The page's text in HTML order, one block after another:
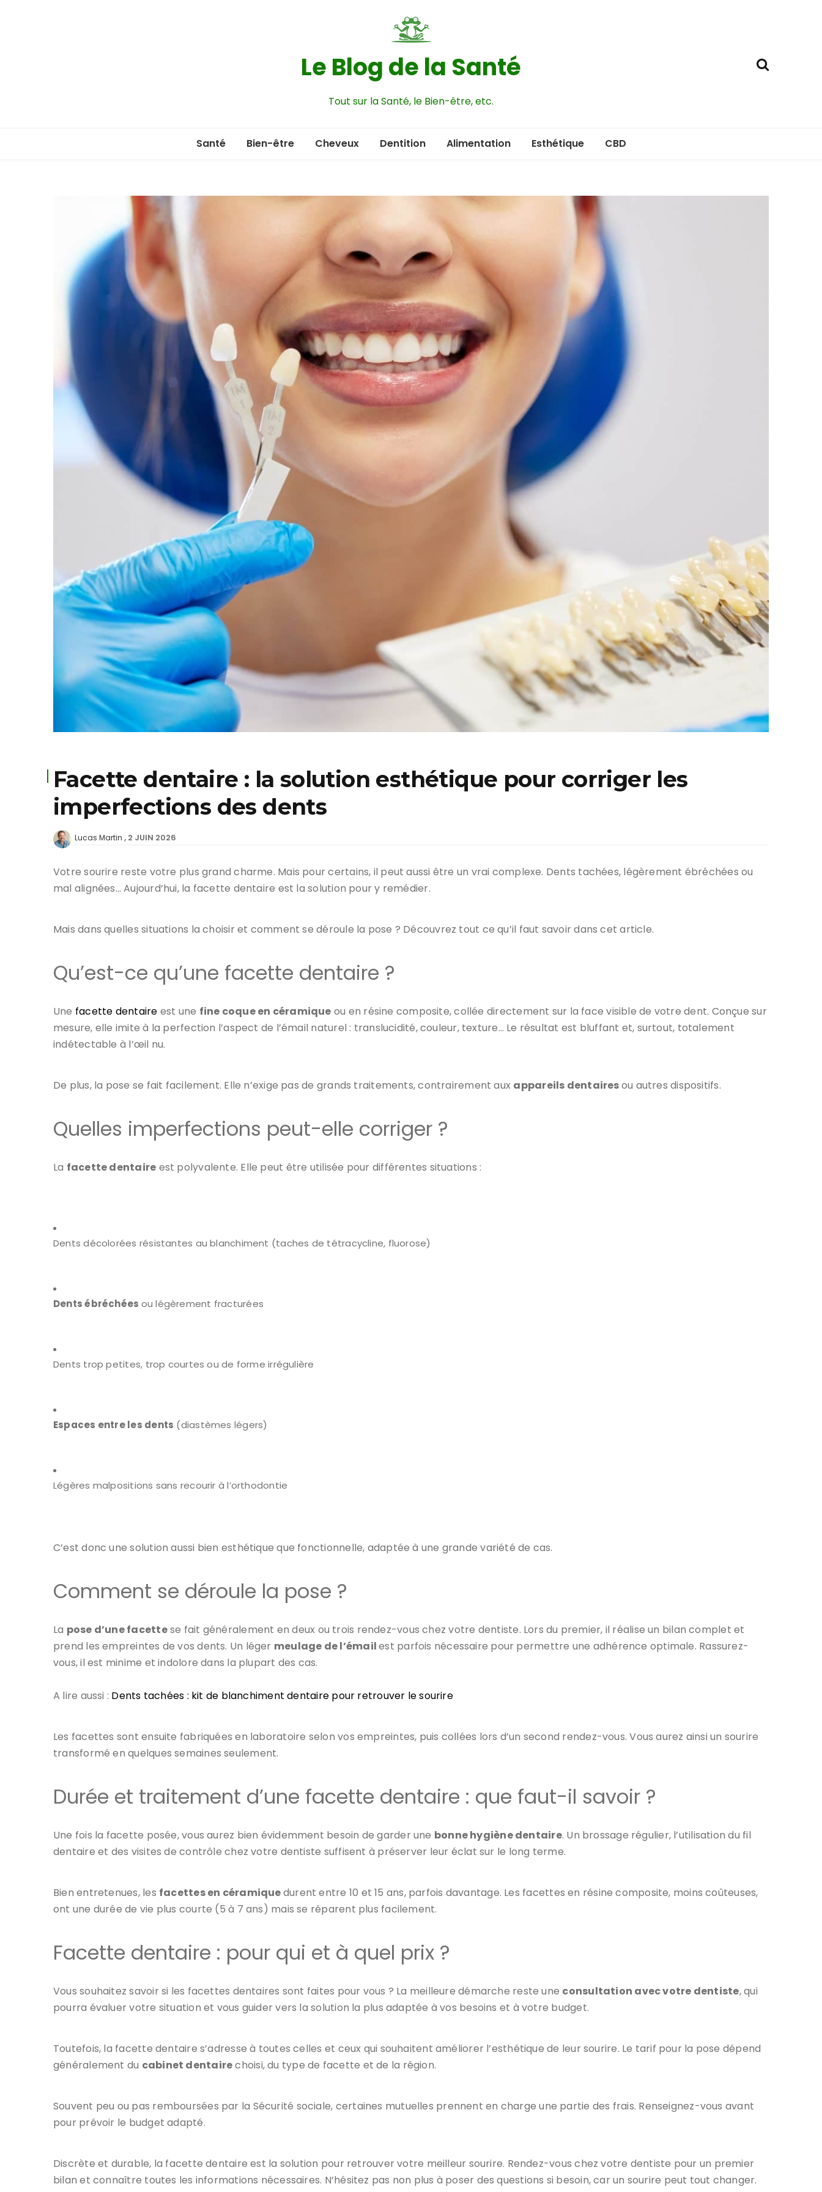
Le Blog de la Santé
Tout sur la Santé, le Bien-être, etc.
Santé Bien-être Cheveux Dentition Alimentation Esthétique CBD
Facette dentaire : la solution esthétique pour corriger les
imperfections des dents
Lucas Martin 2 JUIN 2026
Votre sourire reste votre plus grand charme. Mais pour certains, il peut aussi être un vrai complexe. Dents tachées, légèrement ébréchées ou
mal alignées… Aujourd’hui, la facette dentaire est la solution pour y remédier.
Mais dans quelles situations la choisir et comment se déroule la pose ? Découvrez tout ce qu’il faut savoir dans cet article.
Qu’est-ce qu’une facette dentaire ?
Une facette dentaire est une fine coque en céramique ou en résine composite, collée directement sur la face visible de votre dent. Conçue sur
mesure, elle imite à la perfection l’aspect de l’émail naturel : translucidité, couleur, texture… Le résultat est bluffant et, surtout, totalement
indétectable à l’œil nu.
De plus, la pose se fait facilement. Elle n’exige pas de grands traitements, contrairement aux appareils dentairesou autres dispositifs.
Quelles imperfections peut-elle corriger ?
La facette dentaire est polyvalente. Elle peut être utilisée pour différentes situations :
Dents décolorées résistantes au blanchiment (taches de tétracycline, fluorose)
Dents ébréchées ou légèrement fracturées
Dents trop petites, trop courtes ou de forme irrégulière
Espaces entre les dents (diastèmes légers)
Légères malpositions sans recourir à l’orthodontie
C’est donc une solution aussi bien esthétique que fonctionnelle, adaptée à une grande variété de cas.
Comment se déroule la pose ?
La pose d’une facettese fait généralement en deux ou trois rendez-vous chez votre dentiste. Lors du premier, il réalise un bilan complet et
prend les empreintes de vos dents. Un léger meulage de l’émailest parfois nécessaire pour permettre une adhérence optimale. Rassurez-
vous, il est minime et indolore dans la plupart des cas.
A lire aussi : Dents tachées : kit de blanchiment dentaire pour retrouver le sourire
Les facettes sont ensuite fabriquées en laboratoire selon vos empreintes, puis collées lors d’un second rendez-vous. Vous aurez ainsi un sourire
transformé en quelques semaines seulement.
Durée et traitement d’une facette dentaire : que faut-il savoir ?
Une fois la facette posée, vous aurez bien évidemment besoin de garder une bonne hygiène dentaire. Un brossage régulier, l’utilisation du fil
dentaire et des visites de contrôle chez votre dentiste suffisent à préserver leur éclat sur le long terme.
Bien entretenues, les facettes en céramiquedurent entre 10 et 15 ans, parfois davantage. Les facettes en résine composite, moins coûteuses,
ont une durée de vie plus courte (5 à 7 ans) mais se réparent plus facilement.
Facette dentaire : pour qui et à quel prix ?
Vous souhaitez savoir si les facettes dentaires sont faites pour vous ? La meilleure démarche reste une consultation avec votre dentiste, qui
pourra évaluer votre situation et vous guider vers la solution la plus adaptée à vos besoins et à votre budget.
Toutefois, la facette dentaire s’adresse à toutes celles et ceux qui souhaitent améliorer l’esthétique de leur sourire. Le tarif pour la pose dépend
généralement du cabinet dentairechoisi, du type de facette et de la région.
Souvent peu ou pas remboursées par la Sécurité sociale, certaines mutuelles prennent en charge une partie des frais. Renseignez-vous avant
pour prévoir le budget adapté.
Discrète et durable, la facette dentaire est la solution pour retrouver votre meilleur sourire. Rendez-vous chez votre dentiste pour un premier
bilan et connaître toutes les informations nécessaires. N’hésitez pas non plus à poser des questions si besoin, car un sourire peut tout changer.